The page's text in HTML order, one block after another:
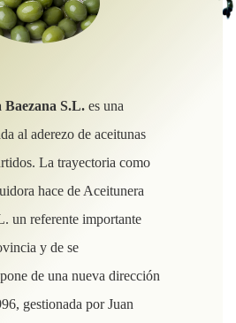
S.L.es una
al aderezo de aceitunas
La trayectoria como
hace de Aceitunera
un referente importante
y de se
de una nueva dirección
gestionada por Juan